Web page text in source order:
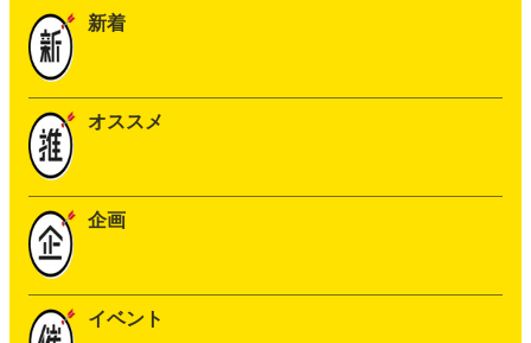
新着
オススメ
企画
イベント